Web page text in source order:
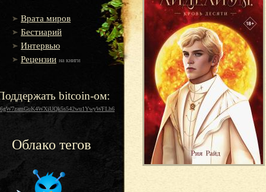
Врата миров
Бестиарий
Интервью
Рецензии на книги
bitcoin-ом:
Облако тегов